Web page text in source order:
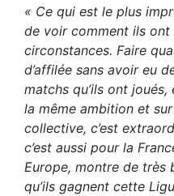
« Ce qui est le plus
de voir comment ils ont
circonstances. Faire
d’affilée sans avoir eu
matchs qu’ils ont
la même ambition et
collective, c’est
c’est aussi pour la
Europe, montre de très
qu’ils gagnent cette